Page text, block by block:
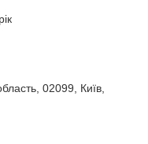
02099, Київ,